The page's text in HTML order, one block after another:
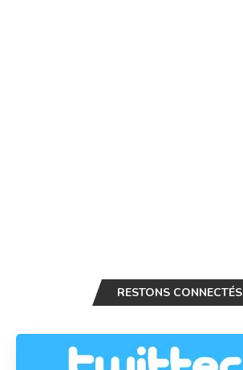
RESTONS CONNECTÉS